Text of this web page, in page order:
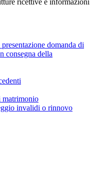
domanda di
consegna della
matrimonio
invalidi o rinnovo